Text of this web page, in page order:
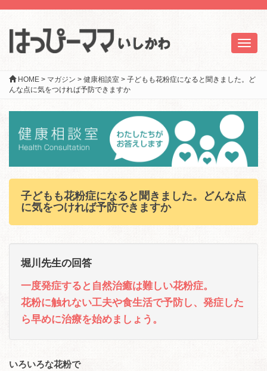
HOME > マガジン > 健康相談室 > 子どもも花粉症になると聞きました。ど
んな点に気をつければ予防できますか
子どもも花粉症になると聞きました。どんな点
に気をつければ予防できますか
堀川先生の回答
一度発症すると自然治癒は難しい花粉症。
花粉に触れない工夫や食生活で予防し、発症した
ら早めに治療を始めましょう。
いろいろな花粉で